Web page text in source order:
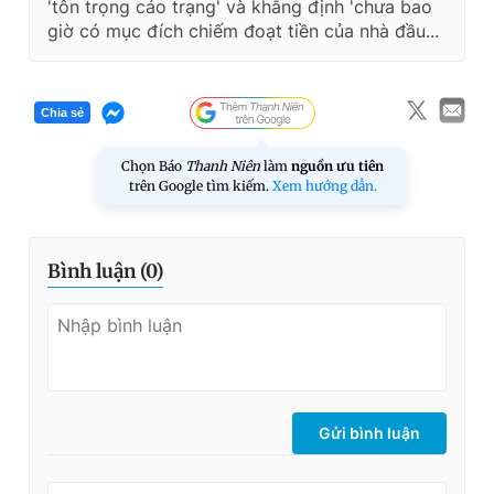
'tôn trọng cáo trạng' và khẳng định 'chưa bao
giờ có mục đích chiếm đoạt tiền của nhà đầu...
Chia sẻ
Chọn Báo Thanh Niên làm nguồn ưu tiên
trên Google tìm kiếm. Xem hướng dẫn.
Bình luận (0)
Gửi bình luận